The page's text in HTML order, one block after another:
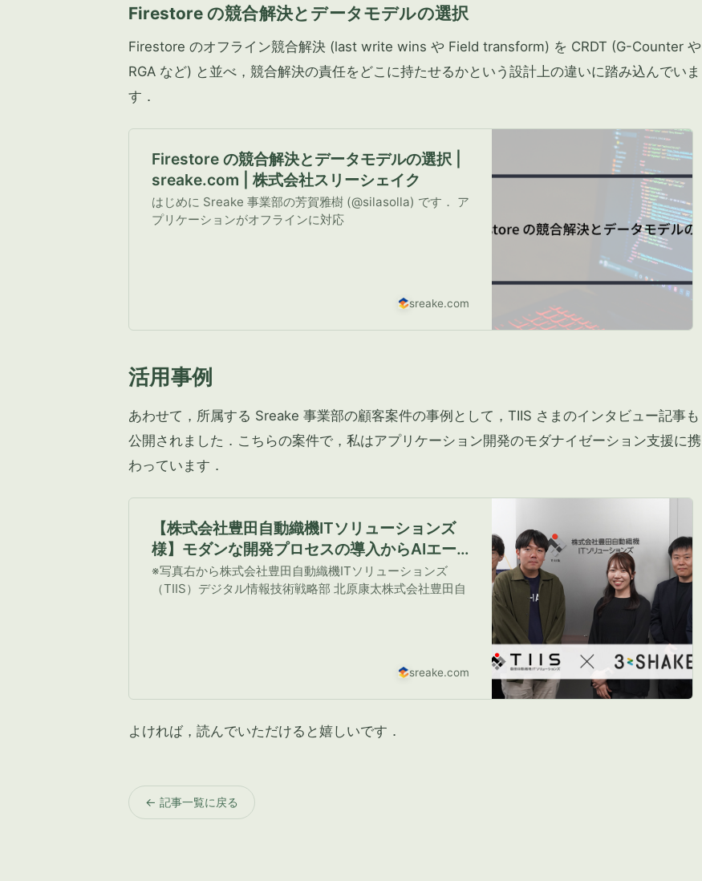
Firestore の競合解決とデータモデルの選択
Firestore のオフライン競合解決 (last write wins や Field transform) を CRDT (G-Counter や
RGA など) と並べ，競合解決の責任をどこに持たせるかという設計上の違いに踏み込んでいま
す．
Firestore の競合解決とデータモデルの選択 |
sreake.com | 株式会社スリーシェイク
はじめに Sreake 事業部の芳賀雅樹 (@silasolla) です． ア
プリケーションがオフラインに対応
sreake.com
活用事例
あわせて，所属する Sreake 事業部の顧客案件の事例として，TIIS さまのインタビュー記事も
公開されました．こちらの案件で，私はアプリケーション開発のモダナイゼーション支援に携
わっています．
【株式会社豊田自動織機ITソリューションズ
様】モダンな開発プロセスの導入からAIエー
ジェント開発まで——TIISとスリーシェイクが
共に切り拓いたAI駆動開発の現在地 |
※写真右から株式会社豊田自動織機ITソリューションズ
（TIIS）デジタル情報技術戦略部 北原康太株式会社豊田自
sreake.com
よければ，読んでいただけると嬉しいです．
← 記事一覧に戻る